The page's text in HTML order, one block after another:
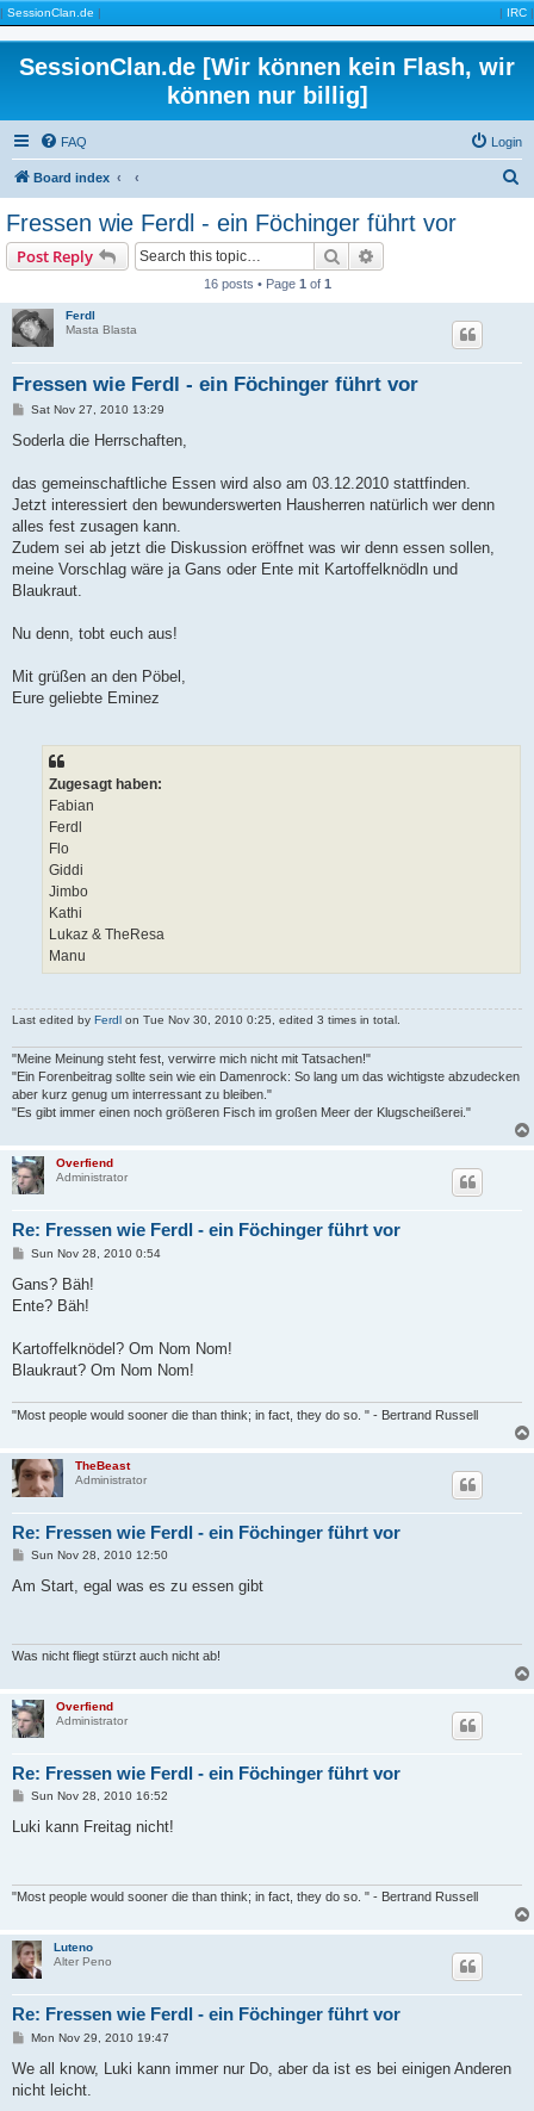
| SessionClan.de | | IRC |
SessionClan.de [Wir können kein Flash, wir
können nur billig]
FAQ Login
Board index
Fressen wie Ferdl - ein Föchinger führt vor
Post Reply Search
16 posts • Page 1 of 1
Ferdl
Masta Blasta
Fressen wie Ferdl - ein Föchinger führt vor
P
s
Sat Nov 27, 2010 13:29
Soderla die Herrschaften,
das gemeinschaftliche Essen wird also am 03.12.2010 stattfinden.
Jetzt interessiert den bewunderswerten Hausherren natürlich wer denn
alles fest zusagen kann.
Zudem sei ab jetzt die Diskussion eröffnet was wir denn essen sollen,
meine Vorschlag wäre ja Gans oder Ente mit Kartoffelknödln und
Blaukraut.
Nu denn, tobt euch aus!
Mit grüßen an den Pöbel,
Eure geliebte Eminez
Zugesagt haben:
Fabian
Ferdl
Flo
Giddi
Jimbo
Kathi
Lukaz & TheResa
Manu
Last edited by Ferdl on Tue Nov 30, 2010 0:25, edited 3 times in total.
"Meine Meinung steht fest, verwirre mich nicht mit Tatsachen!"
"Ein Forenbeitrag sollte sein wie ein Damenrock: So lang um das wichtigste abzudecken
aber kurz genug um interressant zu bleiben."
"Es gibt immer einen noch größeren Fisch im großen Meer der Klugscheißerei."
Overfiend
Administrator
Re: Fressen wie Ferdl - ein Föchinger führt vor
P
s
Sun Nov 28, 2010 0:54
Gans? Bäh!
Ente? Bäh!
Kartoffelknödel? Om Nom Nom!
Blaukraut? Om Nom Nom!
"Most people would sooner die than think; in fact, they do so. " - Bertrand Russell
TheBeast
Administrator
Re: Fressen wie Ferdl - ein Föchinger führt vor
P
s
Sun Nov 28, 2010 12:50
Am Start, egal was es zu essen gibt
Was nicht fliegt stürzt auch nicht ab!
Overfiend
Administrator
Re: Fressen wie Ferdl - ein Föchinger führt vor
P
s
Sun Nov 28, 2010 16:52
Luki kann Freitag nicht!
"Most people would sooner die than think; in fact, they do so. " - Bertrand Russell
Luteno
Alter Peno
Re: Fressen wie Ferdl - ein Föchinger führt vor
P
s
Mon Nov 29, 2010 19:47
We all know, Luki kann immer nur Do, aber da ist es bei einigen Anderen
nicht leicht.